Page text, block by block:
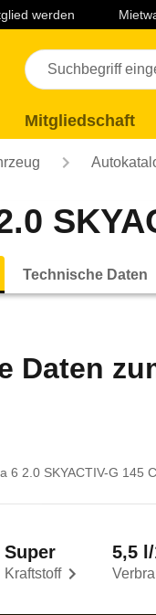
Fußzeile
werden
Mitgliedschaft
Technische Daten
Daten
6 2.0 SKYACTIV-G 145
Kraftstoff
Super 5,5